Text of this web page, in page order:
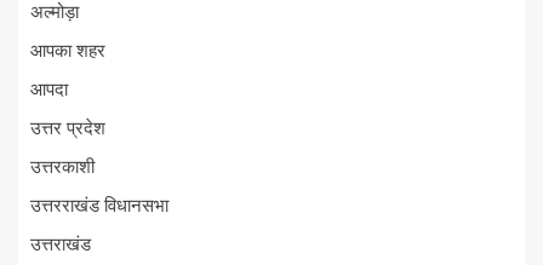
अल्मोड़ा
आपका शहर
आपदा
उत्तर प्रदेश
उत्तरकाशी
उत्तरराखंड विधानसभा
उत्तराखंड